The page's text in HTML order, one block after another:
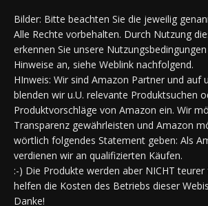
Bilder: Bitte beachten Sie die jeweilig
Alle Rechte vorbehalten. Durch Nutzung
erkennen Sie unsere
Hinweise an, siehe Weblink nachfolgend.
HInweis: Wir sind Amazon Partner und auf
blenden wir u.U. relevante Produktsuchen
Produktvorschläge von Amazon ein. Wir
Transparenz gewährleisten und Amazon
wörtlich folgendes Statement geben: Als
verdienen wir an qualifizierten Käufen.
:-) Die Produkte werden aber NICHT teurer
helfen die Kosten des Betriebs dieser
Danke!